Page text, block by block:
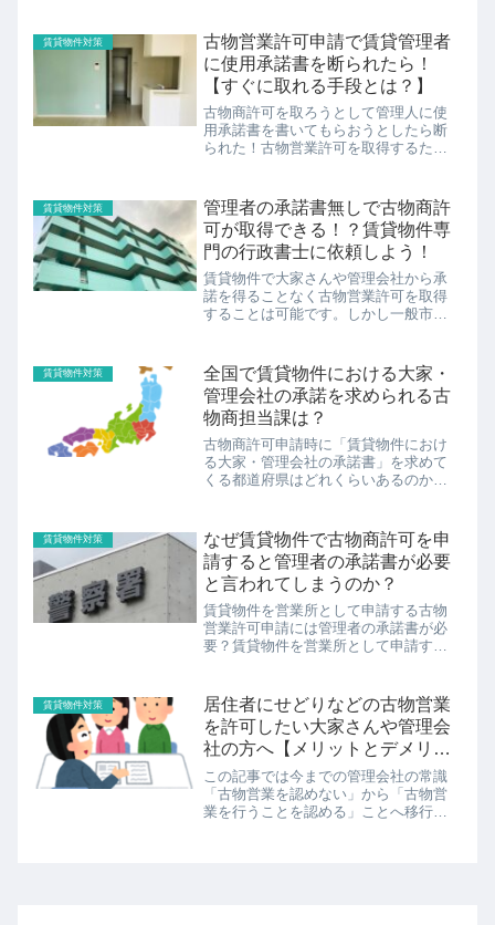
などの管理者からの承諾が必要となり
ます。古物商許可申請において、管理
者...
賃貸物件対策
古物営業許可申請で賃貸管理者
に使用承諾書を断られたら！
【すぐに取れる手段とは？】
古物商許可を取ろうとして管理人に使
用承諾書を書いてもらおうとしたら断
られた！古物営業許可を取得するため
ばなりません。そしていざインターネ
ット等で調べて集めた書類を担当課に
提...
賃貸物件対策
管理者の承諾書無しで古物商許
可が取得できる！？賃貸物件専
門の行政書士に依頼しよう！
賃貸物件で大家さんや管理会社から承
諾を得ることなく古物営業許可を取得
することは可能です。しかし一般市民
することを専門としている行政書士に
依頼することが最も無難だと言えるで
しょう。
賃貸物件対策
全国で賃貸物件における大家・
管理会社の承諾を求められる古
物商担当課は？
古物商許可申請時に「賃貸物件におけ
る大家・管理会社の承諾書」を求めて
くる都道府県はどれくらいあるのか古
する取扱いにも変更が観見られていま
す。その中で、「賃貸物件を営業所と
す...
賃貸物件対策
なぜ賃貸物件で古物商許可を申
請すると管理者の承諾書が必要
と言われてしまうのか？
賃貸物件を営業所として申請する古物
営業許可申請には管理者の承諾書が必
要？賃貸物件を営業所として申請する
しょうか。法律上は「不要」ですが、
事実上は「必要なこともある」という
の...
賃貸物件対策
居住者にせどりなどの古物営業
を許可したい大家さんや管理会
社の方へ【メリットとデメリッ
トを解説】
この記事では今までの管理会社の常識
「古物営業を認めない」から「古物営
業を行うことを認める」ことへ移行す